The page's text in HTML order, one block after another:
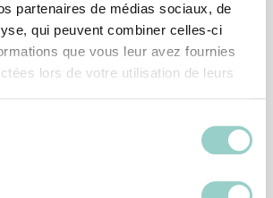
partenaires de médias sociaux, de
qui peuvent combiner celles-ci
que vous leur avez fournies
lors de votre utilisation de leurs